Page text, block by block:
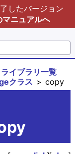
したバージョン
マニュアルへ
ライブラリ一覧
クラス copy